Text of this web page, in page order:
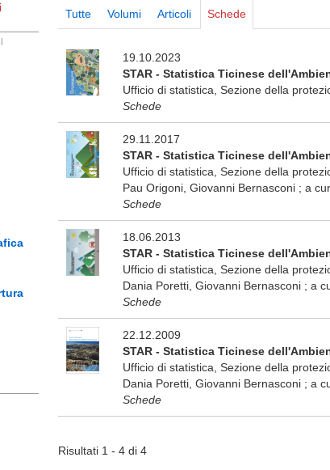
Tutte Volumi Articoli Schede
19.10.2023
STAR - Statistica Ticinese
Ufficio di statistica, Sezione della
Schede
29.11.2017
STAR - Statistica Ticinese
Ufficio di statistica, Sezione della
Pau Origoni, Giovanni Bernasconi ; a
Schede
18.06.2013
STAR - Statistica Ticinese
Ufficio di statistica, Sezione della
Dania Poretti, Giovanni Bernasconi ; a
Schede
22.12.2009
STAR - Statistica Ticinese
Ufficio di statistica, Sezione della
Dania Poretti, Giovanni Bernasconi ; a
Schede
Risultati 1 - 4 di 4